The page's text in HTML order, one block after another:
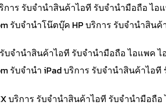
การ รับจำนำสินค้าไอที รับจำนำมือถือ ไ
รับจำนำโน๊ตบุ๊ค HP บริการ รับจำนำสิ
บจำนำสินค้าไอที รับจำนำมือถือ ไอแพค
รับจำนำ iPad บริการ รับจำนำสินค้าไ
บริการ รับจำนำสินค้าไอที รับจำนำมือ